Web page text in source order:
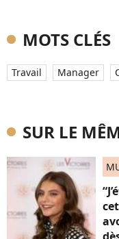
MOTS CLÉS
Travail Manager
SUR LE